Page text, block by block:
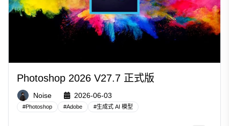
Photoshop 2026 V27.7 正式版
Noise 2026-06-03
#Photoshop #Adobe #生成式 AI 模型